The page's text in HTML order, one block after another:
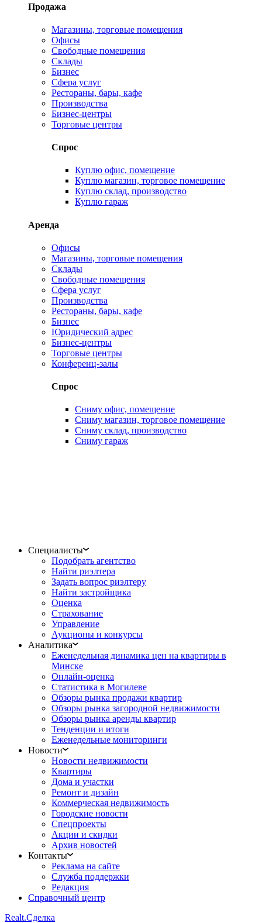
Продажа
Магазины, торговые помещения
Офисы
Свободные помещения
Склады
Бизнес
Сфера услуг
Рестораны, бары, кафе
Производства
Бизнес-центры
Торговые центры
Спрос
Куплю офис, помещение
Куплю магазин, торговое помещение
Куплю склад, производство
Куплю гараж
Аренда
Офисы
Магазины, торговые помещения
Склады
Свободные помещения
Сфера услуг
Производства
Рестораны, бары, кафе
Бизнес
Юридический адрес
Бизнес-центры
Торговые центры
Конференц-залы
Спрос
Сниму офис, помещение
Сниму магазин, торговое помещение
Сниму склад, производство
Сниму гараж
Специалисты
Подобрать агентство
Найти риэлтера
Задать вопрос риэлтеру
Найти застройщика
Оценка
Страхование
Управление
Аукционы и конкурсы
Аналитика
Еженедельная динамика цен на квартиры в
Минске
Онлайн-оценка
Статистика в Могилеве
Обзоры рынка продажи квартир
Обзоры рынка загородной недвижимости
Обзоры рынка аренды квартир
Тенденции и итоги
Еженедельные мониторинги
Новости
Новости недвижимости
Квартиры
Дома и участки
Ремонт и дизайн
Коммерческая недвижимость
Городские новости
Спецпроекты
Акции и скидки
Архив новостей
Контакты
Реклама на сайте
Служба поддержки
Редакция
Справочный центр
Realt.Сделка